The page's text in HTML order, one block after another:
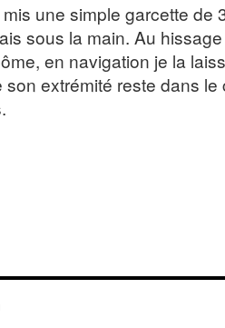
mis une simple garcette de
sous la main. Au
en navigation je la
son extrémité reste dans